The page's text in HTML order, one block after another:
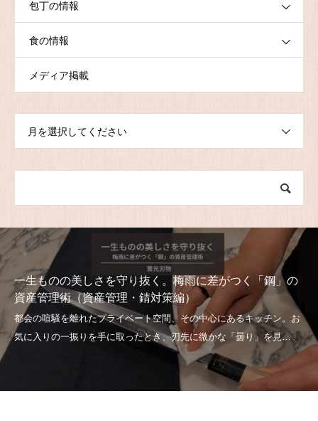
包丁の情報
食の情報
メディア掲載
月を選択してください
一生ものの美しさを守り抜く。梅雨に差がつく「鋼」の
資産管理術（資産管理・錆対策編）